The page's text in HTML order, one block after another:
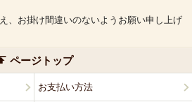
、お掛け間違いのないようお願い申し上げ
ページトップ
お支払い方法